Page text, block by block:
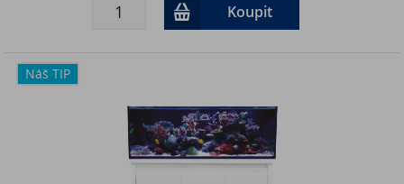
Koupit
Náš TIP